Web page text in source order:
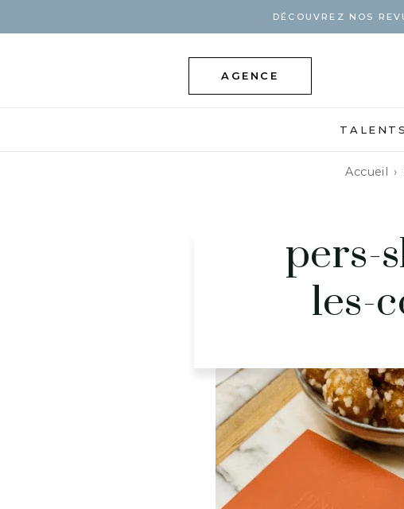
DÉCOUVREZ NOS
AGENCE
TALENTS
Accueil
pers-
les-